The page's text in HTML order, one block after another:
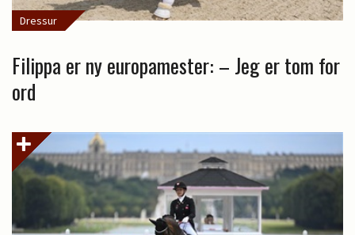
Dressur
Filippa er ny europamester: – Jeg er tom for
ord